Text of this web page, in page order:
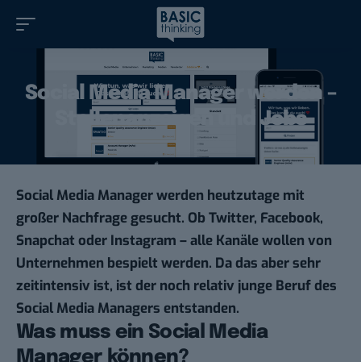
Social Media Manager werden –
Stellenanzeigen und Jobs
Social Media Manager werden heutzutage mit
großer Nachfrage gesucht. Ob Twitter, Facebook,
Snapchat oder Instagram – alle Kanäle wollen von
Unternehmen bespielt werden. Da das aber sehr
zeitintensiv ist, ist der noch relativ junge Beruf des
Social Media Managers entstanden.
Was muss ein Social Media
Manager können?